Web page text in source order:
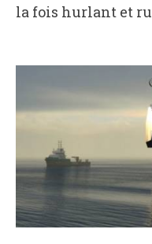
la fois hurlant et